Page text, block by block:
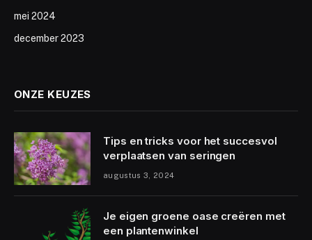
mei 2024
december 2023
ONZE KEUZES
Tips en tricks voor het succesvol
verplaatsen van seringen
augustus 3, 2024
Je eigen groene oase creëren met
een plantenwinkel